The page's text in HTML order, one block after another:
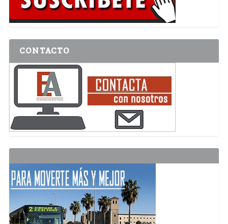
CONTACTO